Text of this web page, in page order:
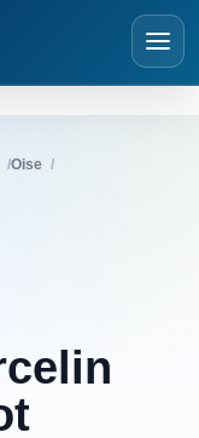
Oise